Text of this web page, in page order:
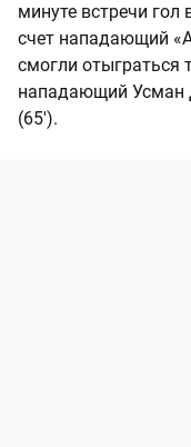
минуте встречи
счет нападающий
смогли отыграться
нападающий Усман
(65').